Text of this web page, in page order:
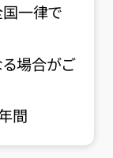
一律で
場合がご
間